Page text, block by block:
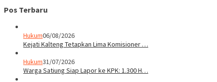
Pos Terbaru
Hukum06/08/2026
Kejati Kalteng Tetapkan Lima Komisioner …
Hukum31/07/2026
Warga Satiung Siap Lapor ke KPK: 1.300 H…